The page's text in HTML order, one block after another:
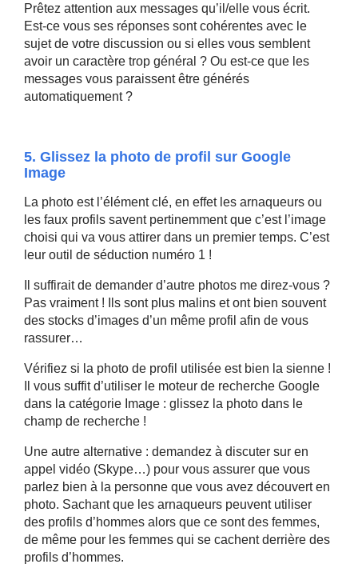
Prêtez attention aux messages qu’il/elle vous écrit.
Est-ce vous ses réponses sont cohérentes avec le
sujet de votre discussion ou si elles vous semblent
avoir un caractère trop général ? Ou est-ce que les
messages vous paraissent être générés
automatiquement ?
5. Glissez la photo de profil sur Google
Image
La photo est l’élément clé, en effet les arnaqueurs ou
les faux profils savent pertinemment que c’est l’image
choisi qui va vous attirer dans un premier temps. C’est
leur outil de séduction numéro 1 !
Il suffirait de demander d’autre photos me direz-vous ?
Pas vraiment ! Ils sont plus malins et ont bien souvent
des stocks d’images d’un même profil afin de vous
rassurer…
Vérifiez si la photo de profil utilisée est bien la sienne !
Il vous suffit d’utiliser le moteur de recherche Google
dans la catégorie Image : glissez la photo dans le
champ de recherche !
Une autre alternative : demandez à discuter sur en
appel vidéo (Skype…) pour vous assurer que vous
parlez bien à la personne que vous avez découvert en
photo. Sachant que les arnaqueurs peuvent utiliser
des profils d’hommes alors que ce sont des femmes,
de même pour les femmes qui se cachent derrière des
profils d’hommes.